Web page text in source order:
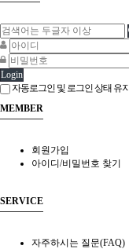
Login
자동로그인 및 로그인 상태 유지
MEMBER
회원가입
아이디/비밀번호 찾기
SERVICE
자주하시는 질문(FAQ)